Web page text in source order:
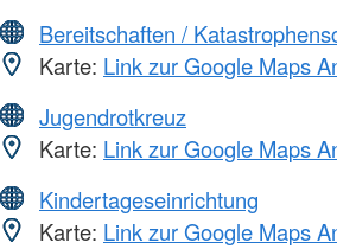
Bereitschaften /
Karte: Link zur Google Maps
Jugendrotkreuz
Karte: Link zur Google Maps
Kindertageseinrichtung
Karte: Link zur Google Maps